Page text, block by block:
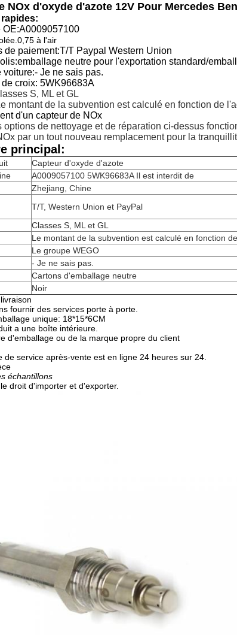
NOx d'oxyde d'azote 12V Pour Mercedes
OE:A0009057100
à l'air
de paiement:T/T Paypal Western Union
neutre pour l'exportation standard/
voiture:- Je ne sais pas.
croix: 5WK96683A
S, ML et GL
montant de la subvention est calculé en fonction de
d'un capteur de NOx
options de nettoyage et de réparation ci-dessus
par un tout nouveau remplacement pour la
principal:
Capteur d'oxyde d'azote
A0009057100 5WK96683A Il est interdit de
Zhejiang, Chine
T/T, Western Union et PayPal
Classes S, ML et GL
Le montant de la subvention est calculé en fonction
Le groupe WEGO
- Je ne sais pas.
Cartons d'emballage neutre
Noir
fournir des services porte à porte.
unique: 18*15*6CM
a une boîte intérieure.
d'emballage ou de la marque propre du client
de service après-vente est en ligne 24 heures sur 24.
échantillons
droit d'importer et d'exporter.